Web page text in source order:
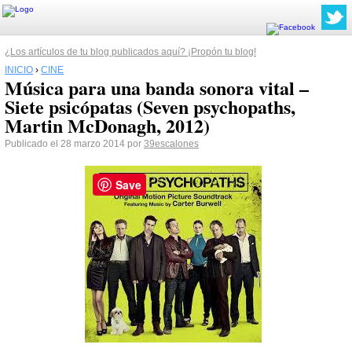
¿Los artículos de tu blog publicados aquí? ¡Propón tu blog!
INICIO › CINE
Música para una banda sonora vital –
Siete psicópatas (Seven psychopaths,
Martin McDonagh, 2012)
Publicado el 28 marzo 2014 por 39escalones
Save